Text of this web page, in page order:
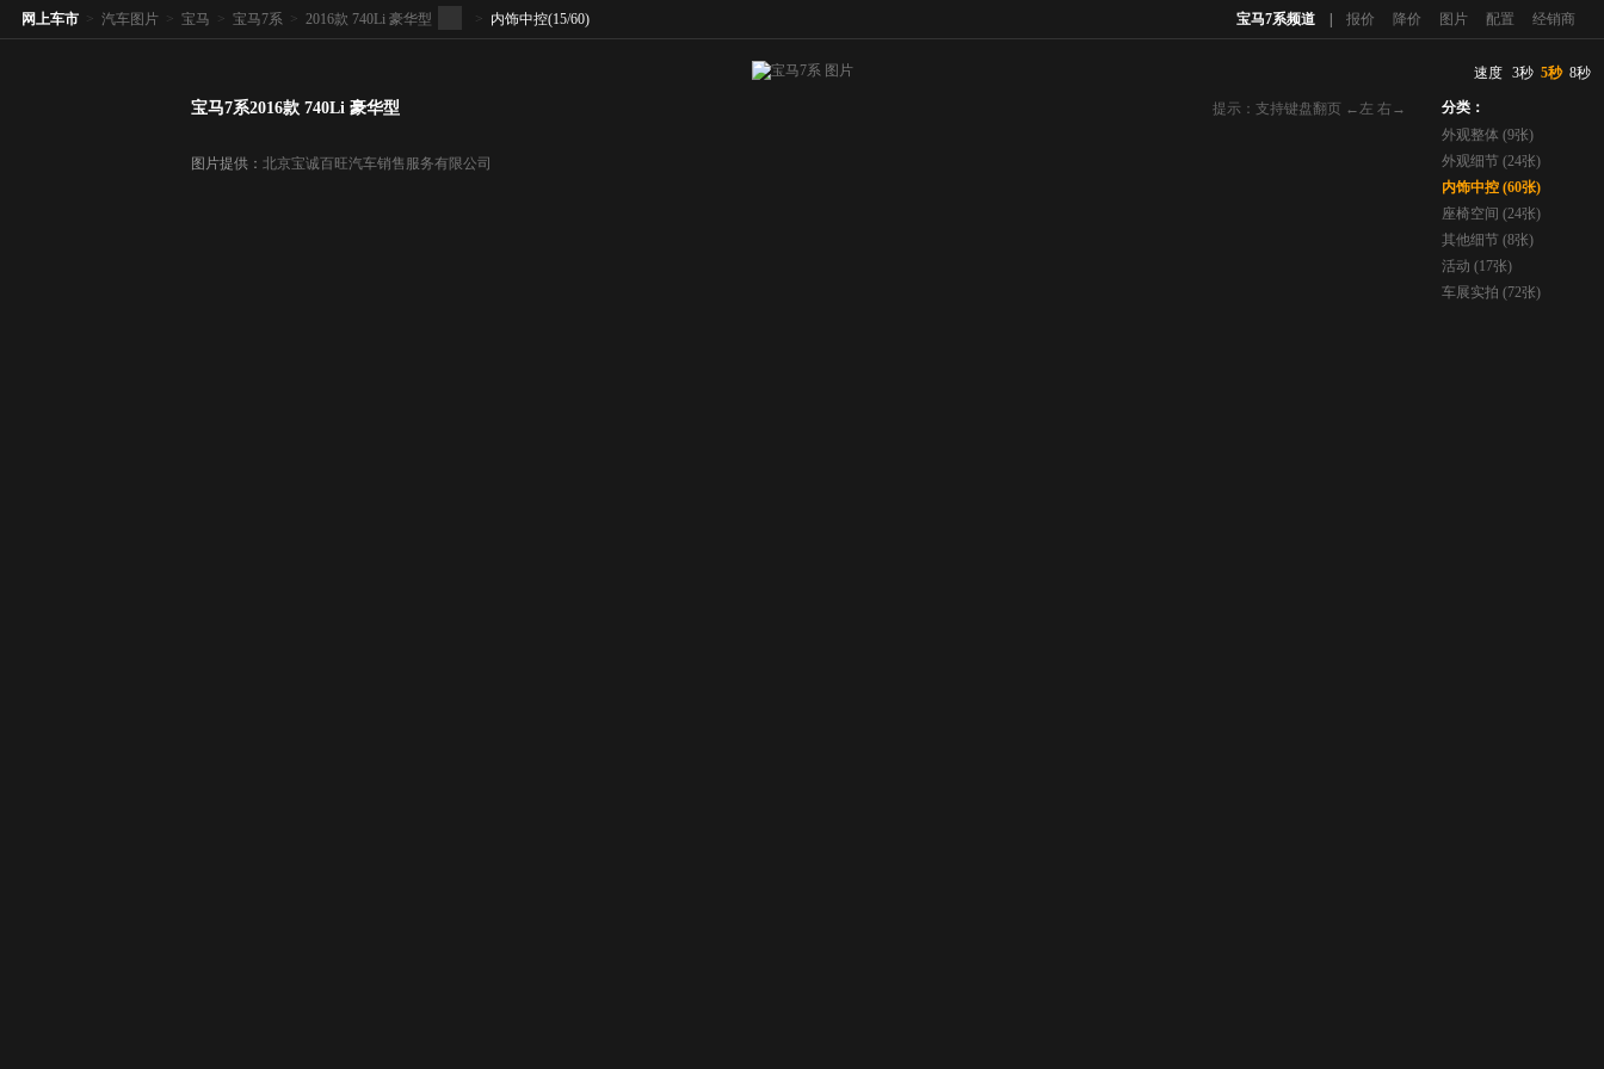
宝马7系频道 报价 降价 图片 配置 经销商
网上车市 > 汽车图片 > 宝马 > 宝马7系 > 2016款 740Li 豪华型 > 内饰中控(15/60)
提示：支持键盘翻页 ←左 右→
宝马7系2016款 740Li 豪华型
图片提供： 北京宝诚百旺汽车销售服务有限公司
速度 3秒 5秒 8秒
分类：
外观整体 (9张)
外观细节 (24张)
内饰中控 (60张)
座椅空间 (24张)
其他细节 (8张)
活动 (17张)
车展实拍 (72张)